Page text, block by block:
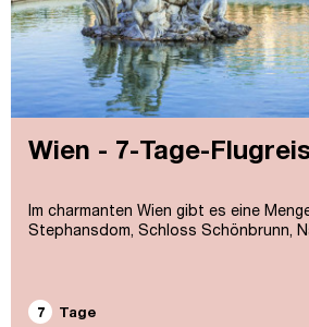
Wien - 7-Tage-
Im charmanten Wien gibt es eine
Stephansdom, Schloss Schönbrunn,
7 Tage